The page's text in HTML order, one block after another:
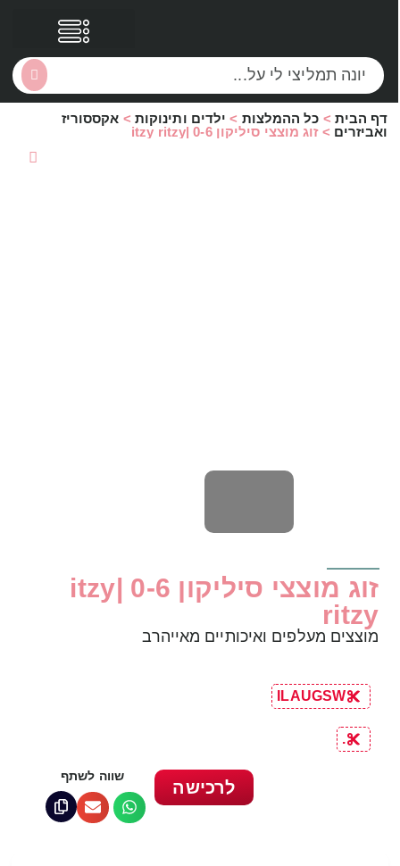
דף הבית> כל ההמלצות> ילדים ותינוקות> אקססוריז
ואביזרים> זוג מוצצי סיליקון 0-6 |itzy ritzy
זוג מוצצי סיליקון 0-6 |itzy
ritzy
מוצצים מעלפים ואיכותיים מאייהרב
ILAUGSW
.
שווה לשתף
לרכישה